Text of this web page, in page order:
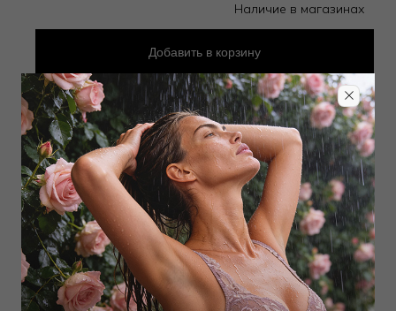
Дополнить образ
Наличие в магазинах
Добавить в корзину
Добавить в избранное
Забронировать в магазине